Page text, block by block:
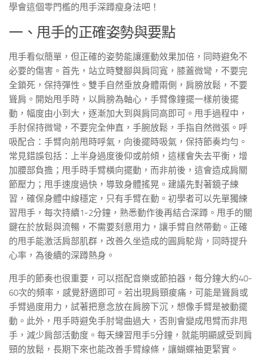
學會這個零門檻的甩手深蹲瘦身法吧！
一、甩手的正確姿勢與要點
甩手看似簡單，但正確的姿勢能讓運動效果加倍，同時避免不
必要的傷害。首先，站立時雙腳與肩同寬，膝蓋微彎，不要完
全鎖死，保持彈性。雙手自然垂放身體兩側，肩膀放鬆，不要
聳肩。開始甩手時，以肩膀為軸心，手臂像鐘擺一樣前後擺
動，幅度由小到大，逐漸加大到與肩同高即可。甩手過程中，
手肘保持微彎，不要完全伸直，手腕放鬆，手指自然微張。呼
吸配合：手臂向前甩時呼氣，向後擺時吸氣，保持節奏均勻。
常見錯誤包括：上半身過度後仰或前傾，這樣會失去平衡，增
加腰部負擔；甩手時手臂橫向擺動，而非前後，這會造成肩關
節壓力；甩手速度過快，導致身體搖晃。建議先對著鏡子練
習，確保身體中線穩定，只有手臂在動。初學者可以先單獨練
習甩手，每次持續1-2分鐘，熟悉動作後再結合深蹲。甩手的關
鍵在於放鬆與流暢，不需要刻意用力，讓手臂自然帶動。正確
的甩手能激活肩部肌群，改善久坐造成的圓肩駝背，同時提升
心率，為後續的深蹲熱身。
甩手的節奏也很重要，可以搭配音樂或節拍器，每分鐘大約40-
60次的頻率，感覺舒適即可。若出現肩頸痠痛，可能是聳肩或
手臂過度用力，試著把意念放在肩膀下沉，想像手臂是被動擺
動。此外，甩手時避免手肘彎曲過大，否則會變成甩臂而非甩
手，減少肩部活動度。每天練習甩手5分鐘，就能明顯感受到肩
頸的放鬆，長期下來也能改善手臂線條，讓蝴蝶袖更緊實。